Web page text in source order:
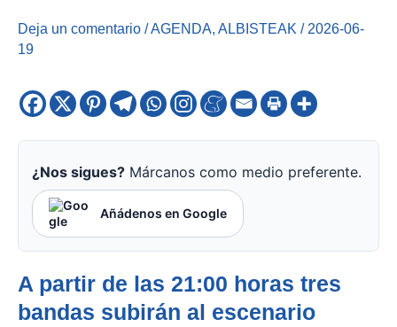
Deja un comentario /AGENDA, ALBISTEAK / 2026-06-
19
¿Nos sigues? Márcanos como medio preferente.
Añádenos en Google
A partir de las 21:00 horas tres
bandas subirán al escenario